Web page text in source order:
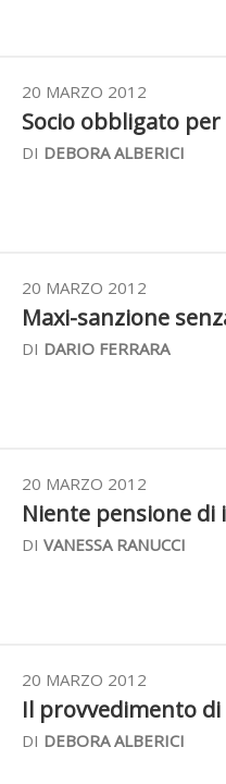
20 MARZO 2012
Socio obbligato
DI DEBORA ALBERICI
20 MARZO 2012
Maxi-sanzione
DI DARIO FERRARA
20 MARZO 2012
Niente pensione
DI VANESSA RANUCCI
20 MARZO 2012
Il provvedimento di
DI DEBORA ALBERICI